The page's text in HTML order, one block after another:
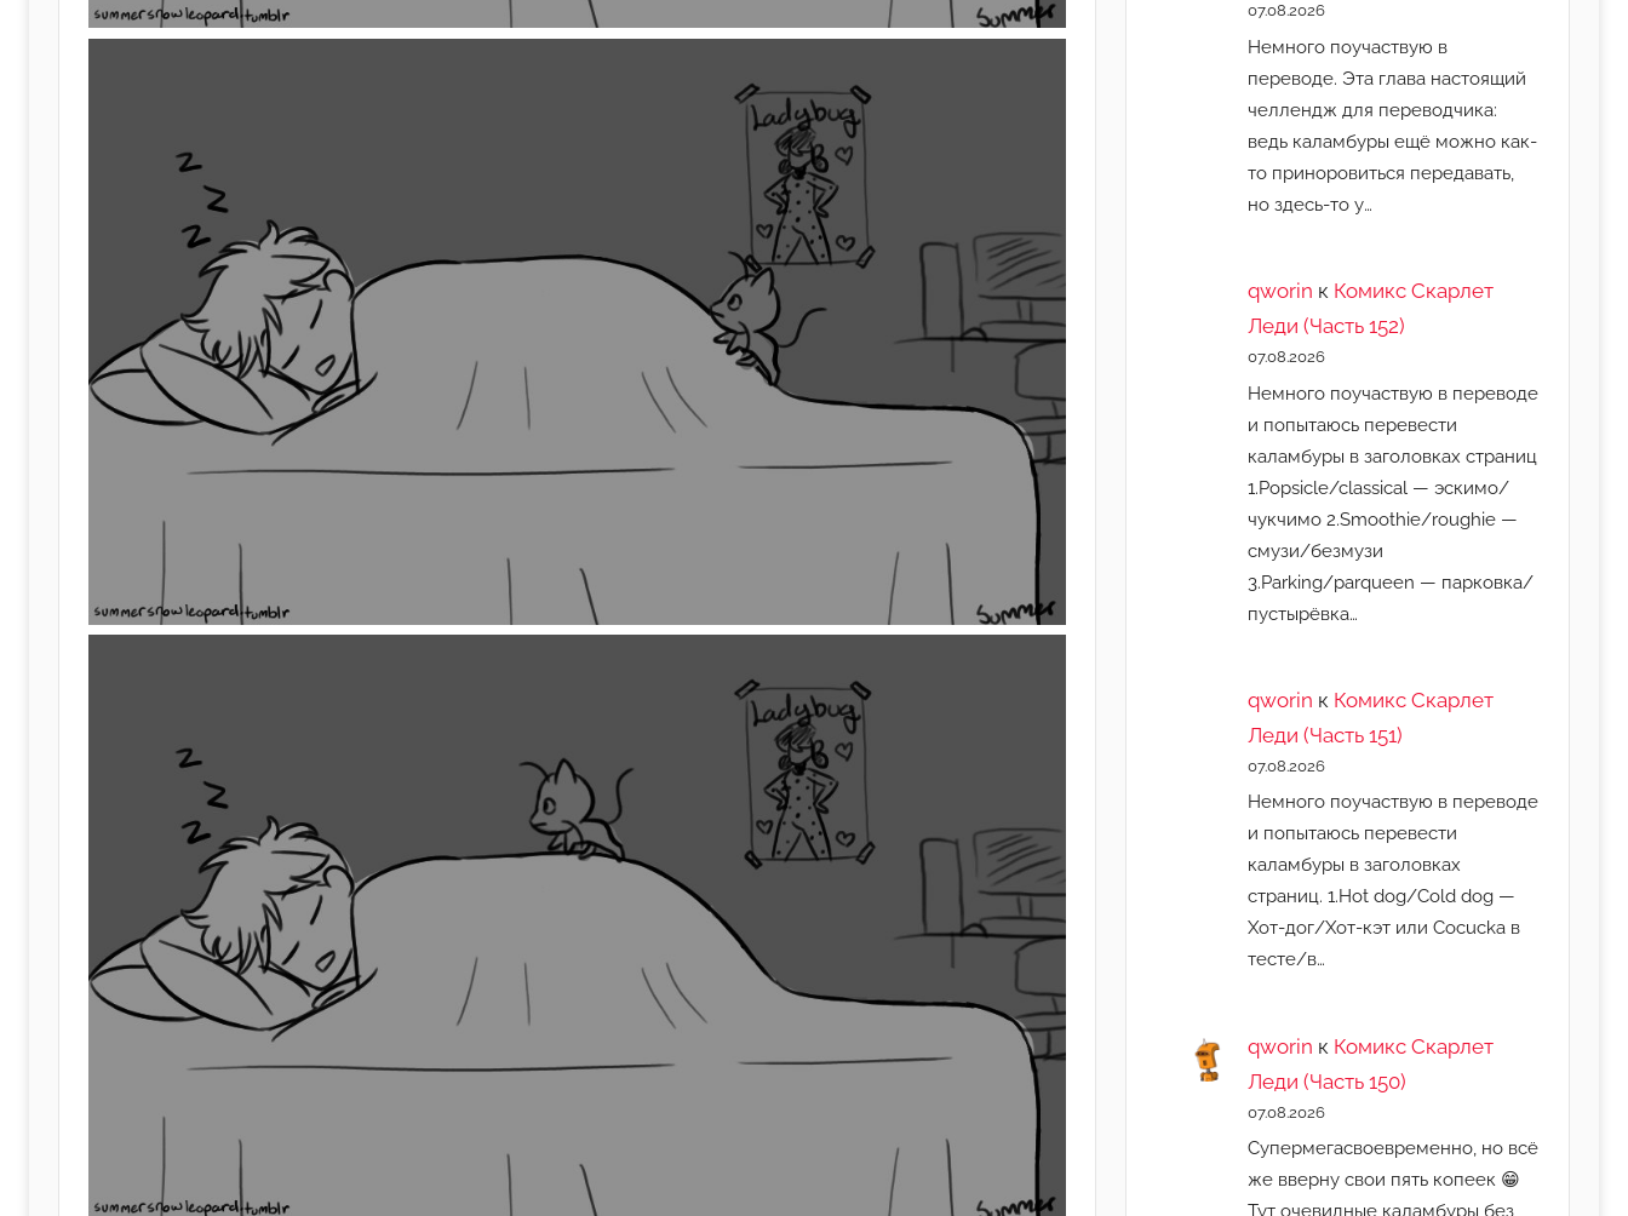
07.08.2026
Немного поучаствую в
переводе. Эта глава настоящий
челлендж для переводчика:
ведь каламбуры ещё можно как-
то приноровиться передавать,
но здесь-то у…
qworin к Комикс Скарлет
Леди (Часть 152)
07.08.2026
Немного поучаствую в переводе
и попытаюсь перевести
каламбуры в заголовках страниц
1.Popsicle/classical — эскимо/
чукчимо 2.Smoothie/roughie —
смузи/безмузи
3.Parking/parqueen — парковка/
пустырёвка…
qworin к Комикс Скарлет
Леди (Часть 151)
07.08.2026
Немного поучаствую в переводе
и попытаюсь перевести
каламбуры в заголовках
страниц. 1.Hot dog/Cold dog —
Хот-дог/Хот-кэт или Cocucka в
тесте/в…
qworin к Комикс Скарлет
Леди (Часть 150)
07.08.2026
Супермегасвоевременно, но всё
же вверну свои пять копеек 😁
Тут очевидные каламбуры без